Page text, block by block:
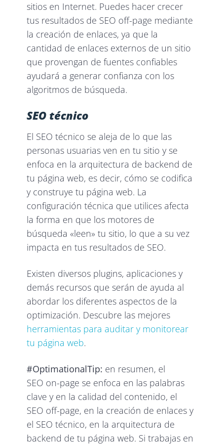
sitios en Internet. Puedes hacer crecer
tus resultados de SEO off-page mediante
la creación de enlaces, ya que la
cantidad de enlaces externos de un sitio
que provengan de fuentes confiables
ayudará a generar confianza con los
algoritmos de búsqueda.
SEO técnico
El SEO técnico se aleja de lo que las
personas usuarias ven en tu sitio y se
enfoca en la arquitectura de backend de
tu página web, es decir, cómo se codifica
y construye tu página web. La
configuración técnica que utilices afecta
la forma en que los motores de
búsqueda «leen» tu sitio, lo que a su vez
impacta en tus resultados de SEO.
Existen diversos plugins, aplicaciones y
demás recursos que serán de ayuda al
abordar los diferentes aspectos de la
optimización. Descubre las mejores
herramientas para auditar y monitorear
tu página web.
#OptimationalTip: en resumen, el
SEO on-page se enfoca en las palabras
clave y en la calidad del contenido, el
SEO off-page, en la creación de enlaces y
el SEO técnico, en la arquitectura de
backend de tu página web. Si trabajas en